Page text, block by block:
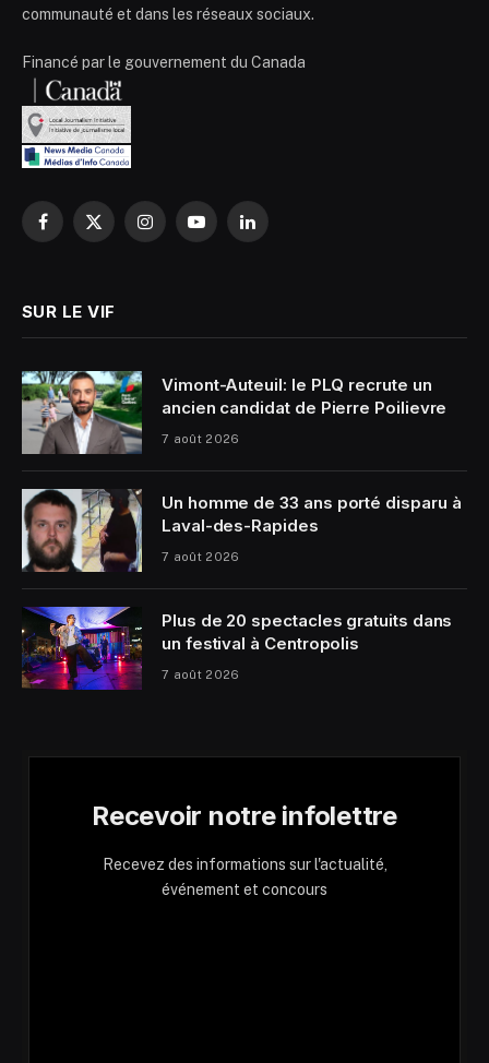
communauté et dans les réseaux sociaux.
Financé par le gouvernement du Canada
Facebook
X
InstagramYouTubeLinkedIn
SUR LE VIF
Vimont-Auteuil: le PLQ recrute un
ancien candidat de Pierre Poilievre
7 août 2026
Un homme de 33 ans porté disparu à
Laval-des-Rapides
7 août 2026
Plus de 20 spectacles gratuits dans
un festival à Centropolis
7 août 2026
Recevoir notre infolettre
Recevez des informations sur l'actualité,
événement et concours